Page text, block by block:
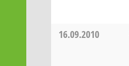
16.09.2010